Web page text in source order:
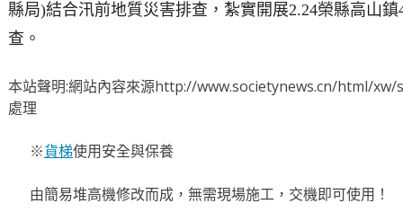
縣局)結合汛前地質災害排查，紮實開展2.24榮縣高山
查。
本站聲明:網站內容來源http://www.societynews.cn/html/xw/
處理
※貨梯使用安全與保養
由簡易堆高機修改而成，無需現場施工，交機即可使用！